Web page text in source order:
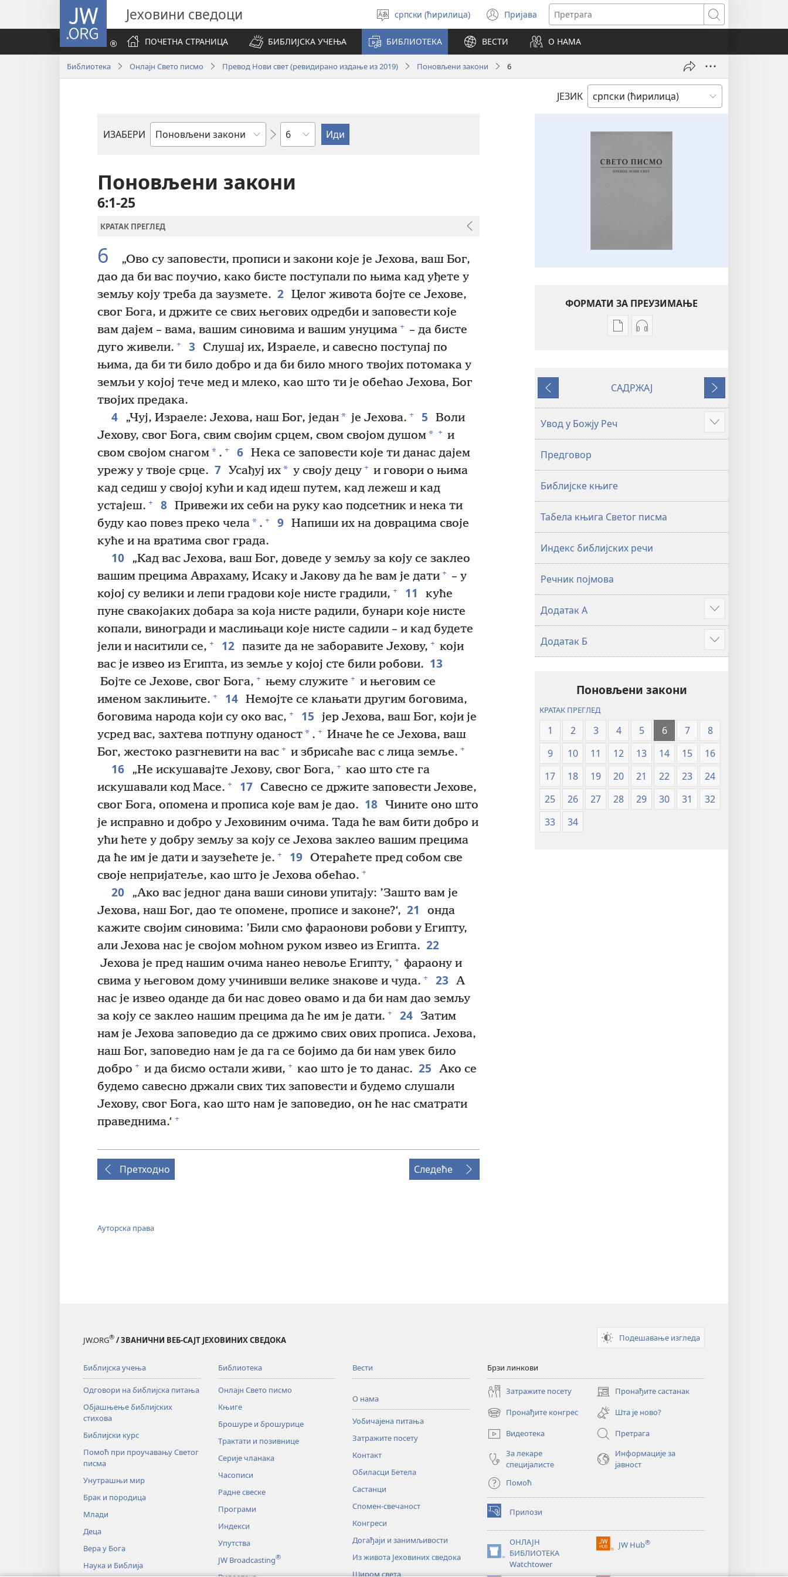
JW.ORG Јеховини сведоци
Изабери
језик
српски (ћирилица) Пријава
(отвара
нови
прозор)
Претрага
ПОЧЕТНА СТРАНИЦА
БИБЛИЈСКА УЧЕЊА БИБЛИОТЕКА ВЕСТИ О НАМА
Библиотека Онлајн Свето писмо Превод Нови свет (ревидирано издање из 2019) Поновљени закони 6
ЈЕЗИК
ИЗАБЕРИ
Библијска
Поглавље
Поновљени закони
6:1-25
КРАТАК ПРЕГЛЕД
6
„Ово су заповести, прописи и закони које је Јехова, ваш Бог,
дао да би вас поучио, како бисте поступали по њима кад уђете у
земљу коју треба да заузмете. 2 Целог живота бојте се Јехове,
свог Бога, и држите се свих његових одредби и заповести које
вам дајем – вама, вашим синовима и вашим унуцима + – да бисте
дуго живели. + 3
Слушај их, Израеле, и савесно поступај по
њима, да би ти било добро и да би било много твојих потомака у
земљи у којој тече мед и млеко, као што ти је обећао Јехова, Бог
твојих предака.
4 „Чуј, Израеле: Јехова, наш Бог, један* је Јехова. + 5
Воли
Јехову, свог Бога, свим својим срцем, свом својом душом* + и
свом својом снагом* . + 6 Нека се заповести које ти данас дајем
урежу у твоје срце. 7 Усађуј их* у своју децу + и говори о њима
кад седиш у својој кући и кад идеш путем, кад лежеш и кад
устајеш. + 8 Привежи их себи на руку као подсетник и нека ти
буду као повез преко чела* . + 9 Напиши их на доврацима своје
куће и на вратима свог града.
10
„Кад вас Јехова, ваш Бог, доведе у земљу за коју се заклео
вашим прецима Аврахаму, Исаку и Јакову да ће вам је дати + – у
којој су велики и лепи градови које нисте градили, + 11
куће
пуне свакојаких добара за која нисте радили, бунари које нисте
копали, виногради и маслињаци које нисте садили – и кад будете
јели и наситили се, + 12 пазите да не заборавите Јехову, + који
вас је извео из Египта, из земље у којој сте били робови. 13
Бојте се Јехове, свог Бога, + њему служите + и његовим се
именом заклињите. + 14 Немојте се клањати другим боговима,
боговима народа који су око вас, + 15
јер Јехова, ваш Бог, који је
усред вас, захтева потпуну оданост* . + Иначе ће се Јехова, ваш
Бог, жестоко разгневити на вас + и збрисаће вас с лица земље. +
16 „Не искушавајте Јехову, свог Бога, + као што сте га
искушавали код Масе. + 17 Савесно се држите заповести Јехове,
свог Бога, опомена и прописа које вам је дао. 18 Чините оно што
је исправно и добро у Јеховиним очима. Тада ће вам бити добро и
ући ћете у добру земљу за коју се Јехова заклео вашим прецима
да ће им је дати и заузећете је. + 19 Отераћете пред собом све
своје непријатеље, као што је Јехова обећао. +
20
„Ако вас једног дана ваши синови упитају: ’Зашто вам је
Јехова, наш Бог, дао те опомене, прописе и законе?‘, 21
онда
кажите својим синовима: ’Били смо фараонови робови у Египту,
али Јехова нас је својом моћном руком извео из Египта. 22
Јехова је пред нашим очима нанео невоље Египту, + фараону и
свима у његовом дому учинивши велике знакове и чуда. + 23
А
нас је извео оданде да би нас довео овамо и да би нам дао земљу
за коју се заклео нашим прецима да ће им је дати. + 24 Затим
нам је Јехова заповедио да се држимо свих ових прописа. Јехова,
наш Бог, заповедио нам је да га се бојимо да би нам увек било
добро + и да бисмо остали живи, + као што је то данас. 25
Ако се
будемо савесно држали свих тих заповести и будемо слушали
Јехову, свог Бога, као што нам је заповедио, он ће нас сматрати
праведнима.‘ +
Претходно Следеће
Ауторска права
ФОРМАТИ ЗА ПРЕУЗИМАЊЕ
Формати
публикација
свет
издање
из
2019)
Формати
садржаја
свет
издање
из
2019)
Претходно
САДРЖАЈ
Следеће
Увод у Божју Реч Више
Предговор
Библијске књиге
Табела књига Светог писма
Индекс библијских речи
Речник појмова
Додатак А Више
Додатак Б Више
Поновљени закони
КРАТАК ПРЕГЛЕД
1 2 3 4 5 6 7
8
9
10 11 12 13 14 15
16
17
18 19 20 21 22 23
24
25
26 27 28 29 30 31
32
33
34
JW.ORG® / ЗВАНИЧНИ ВЕБ-САЈТ ЈЕХОВИНИХ СВЕДОКА Подешавање изгледа
Библијска учења
Одговори на библијска питања
Објашњење библијских
стихова
Библијски курс
Помоћ при проучавању Светог
писма
Унутрашњи мир
Брак и породица
Млади
Деца
Вера у Бога
Наука и Библија
Библиотека
Онлајн Свето писмо
Књиге
Брошуре и брошурице
Трактати и позивнице
Серије чланака
Часописи
Радне свеске
Програми
Индекси
Упутства
JW Broadcasting®
Вести
О нама
Уобичајена питања
Затражите посету
Контакт
Обиласци Бетела
Састанци
Спомен-свечаност
Конгреси
Догађаји и занимљивости
Из живота Јеховиних сведока
Широм света
Брзи линкови
Затражите посету Пронађите састанак
(отвара
нови
прозор)
Пронађите конгрес
(отвара
нови
прозор)
Шта је ново?
Видеотека
Претрага
За лекаре
специјалисте
Информације за
јавност
Помоћ
Прилози
(отвара
нови
прозор)ОНЛАЈН
БИБЛИОТЕКА
Watchtower
(отвара
JW Hub®
(отвара